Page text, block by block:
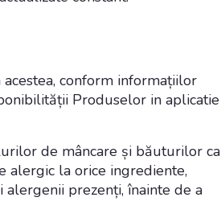
conform informațiilor
Produselor in
de mâncare și băuturilor
alergic la orice ingrediente,
prezenți, înainte de a